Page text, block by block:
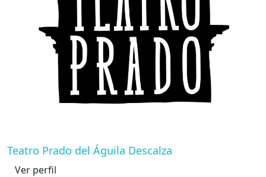
Teatro Prado del Águila Descalza
Ver perfil